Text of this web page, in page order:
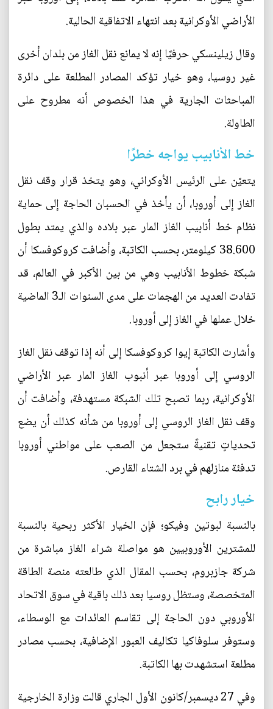
الأراضي الأوكرانية بعد انتهاء الاتفاقية الحالية.
وقال زيلينسكي حرفيًا إنه لا يمانع نقل الغاز من بلدان أخرى
غير روسيا، وهو خيار تؤكد المصادر المطلعة على دائرة
المباحثات الجارية في هذا الخصوص أنه مطروح على
الطاولة.
خط الأنابيب يواجه خطرًا
يتعيّن على الرئيس الأوكراني، وهو يتخذ قرار وقف نقل
الغاز إلى أوروبا، أن يأخذ في الحسبان الحاجة إلى حماية
نظام خط أنابيب الغاز المار عبر بلاده والذي يمتد بطول
38.600 كيلومتر، بحسب الكاتبة، وأضافت كروكوفسكا أن
شبكة خطوط الأنابيب وهي من بين الأكبر في العالم، قد
تفادت العديد من الهجمات على مدى السنوات الـ3 الماضية
خلال عملها في الغاز إلى أوروبا.
وأشارت الكاتبة إيوا كروكوفسكا إلى أنه إذا توقف نقل الغاز
الروسي إلى أوروبا عبر أنبوب الغاز المار عبر الأراضي
الأوكرانية، ربما تصبح تلك الشبكة مستهدفة، وأضافت أن
وقف نقل الغاز الروسي إلى أوروبا من شأنه كذلك أن يضع
تحدياتٍ تقنيةً ستجعل من الصعب على مواطني أوروبا
تدفئة منازلهم في برد الشتاء القارص.
خيار رابح
بالنسبة لبوتين وفيكو؛ فإن الخيار الأكثر ربحية بالنسبة
للمشترين الأوروبيين هو مواصلة شراء الغاز مباشرة من
شركة جازبروم، بحسب المقال الذي طالعته منصة الطاقة
المتخصصة، وستظل روسيا بعد ذلك باقية في سوق الاتحاد
الأوروبي دون الحاجة إلى تقاسم العائدات مع الوسطاء،
وستوفر سلوفاكيا تكاليف العبور الإضافية، بحسب مصادر
مطلعة استشهدت بها الكاتبة.
وفي 27 ديسمبر/كانون الأول الجاري قالت وزارة الخارجية